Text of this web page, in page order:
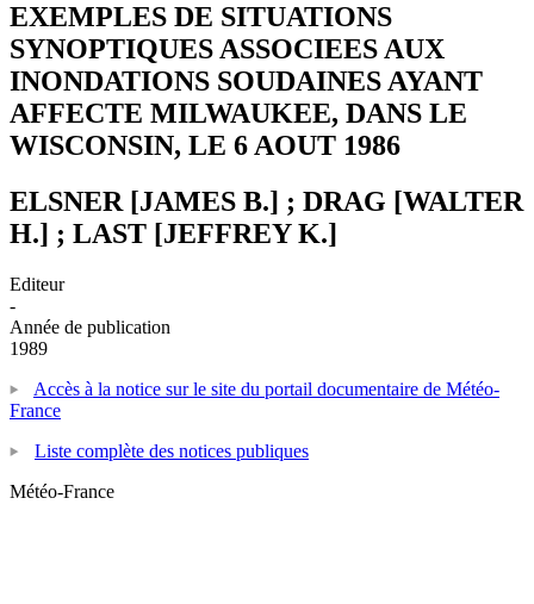
EXEMPLES DE SITUATIONS
SYNOPTIQUES ASSOCIEES AUX
INONDATIONS SOUDAINES AYANT
AFFECTE MILWAUKEE, DANS LE
WISCONSIN, LE 6 AOUT 1986
ELSNER [JAMES B.] ; DRAG [WALTER
H.] ; LAST [JEFFREY K.]
Editeur
-
Année de publication
1989
Accès à la notice sur le site du portail documentaire de Météo-
France
Liste complète des notices publiques
Météo-France